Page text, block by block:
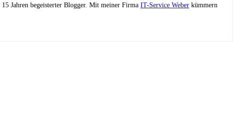
Jahren begeisterter Blogger. Mit meiner Firma IT-Service Weber kümmern